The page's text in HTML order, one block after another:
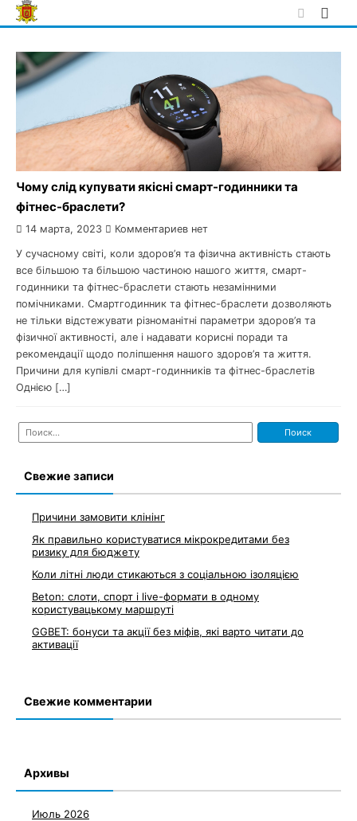
Skip
to
Чому слід купувати якісні смарт-годинники та
фітнес-браслети?
14 марта, 2023 Комментариев нет
У сучасному світі, коли здоров’я та фізична активність стають
все більшою та більшою частиною нашого життя, смарт-
годинники та фітнес-браслети стають незамінними
помічниками. Смартгодинник та фітнес-браслети дозволяють
не тільки відстежувати різноманітні параметри здоров’я та
фізичної активності, але і надавати корисні поради та
рекомендації щодо поліпшення нашого здоров’я та життя.
Причини для купівлі смарт-годинників та фітнес-браслетів
Однією […]
Найти:
Свежие записи
Причини замовити клінінг
Як правильно користуватися мікрокредитами без
ризику для бюджету
Коли літні люди стикаються з соціальною ізоляцією
Beton: слоти, спорт і live-формати в одному
користувацькому маршруті
GGBET: бонуси та акції без міфів, які варто читати до
активації
Свежие комментарии
Архивы
Июль 2026